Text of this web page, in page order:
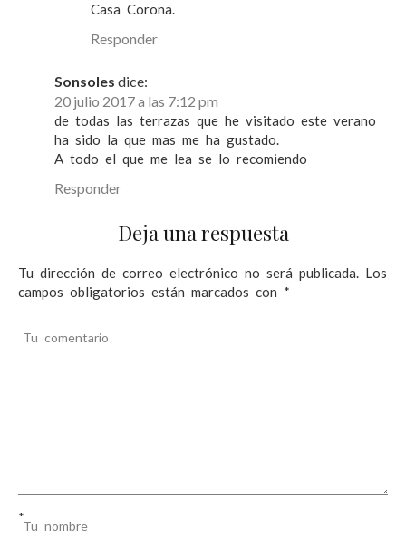
Casa Corona.
Responder
Sonsoles dice:
20 julio 2017 a las 7:12 pm
de todas las terrazas que he visitado este verano
ha sido la que mas me ha gustado.
A todo el que me lea se lo recomiendo
Responder
Deja una respuesta
Tu dirección de correo electrónico no será publicada. Los
campos obligatorios están marcados con *
Tu comentario
Tu nombre
*